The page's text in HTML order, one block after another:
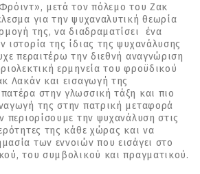
μετά τον πόλεμο του Ζακ
για την ψυχαναλυτική θεωρία
της, να διαδραματίσει ένα
ιστορία της ίδιας της ψυχανάλυσης
περαιτέρω την διεθνή αναγνώριση
ερμηνεία του φροϋδικού
Λακάν και εισαγωγή της
στην γλωσσική τάξη και πιο
της στην πατρική μεταφορά
περιορίσουμε την ψυχανάλυση στις
της κάθε χώρας και να
των εννοιών που εισάγει στο
του συμβολικού και πραγματικού.